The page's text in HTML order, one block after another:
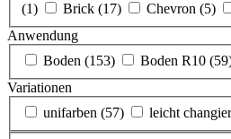
(1)
Brick (17) Chevron (5)
Anwendung
Boden (153) Boden R10
Variationen
unifarben (57) leicht